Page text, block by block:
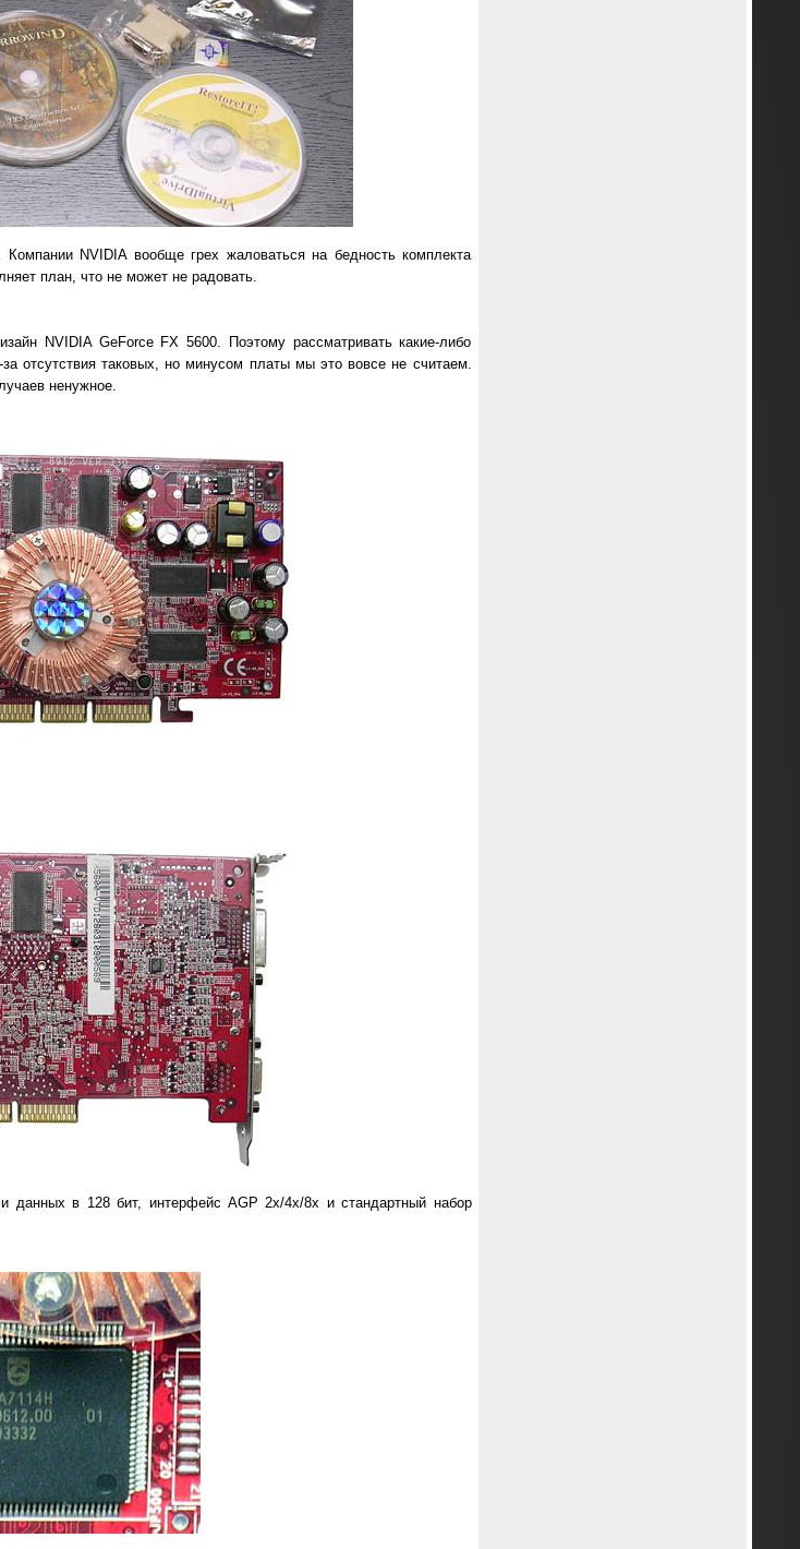
Компании NVIDIA вообще грех жаловаться на бедность комплекта
план, что не может не радовать.
NVIDIA GeForce FX 5600. Поэтому рассматривать какие-либо
отсутствия таковых, но минусом платы мы это вовсе не считаем.
ненужное.
данных в 128 бит, интерфейс AGP 2x/4x/8x и стандартный набор